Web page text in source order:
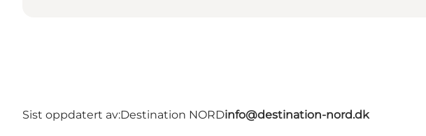
Sist oppdatert av:Destination NORDinfo@destination-nord.dk